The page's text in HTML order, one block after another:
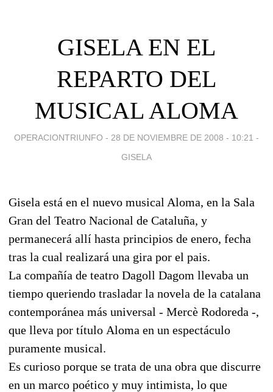
GISELA EN EL
REPARTO DEL
MUSICAL ALOMA
OPERACIONTRIUNFO - 28 DE NOVIEMBRE DE 2008 - 10:21 -
GISELA
Gisela está en el nuevo musical Aloma, en la Sala
Gran del Teatro Nacional de Cataluña, y
permanecerá allí hasta principios de enero, fecha
tras la cual realizará una gira por el pais.
La compañía de teatro Dagoll Dagom llevaba un
tiempo queriendo trasladar la novela de la catalana
contemporánea más universal - Mercè Rodoreda -,
que lleva por título Aloma en un espectáculo
puramente musical.
Es curioso porque se trata de una obra que discurre
en un marco poético y muy intimista, lo que